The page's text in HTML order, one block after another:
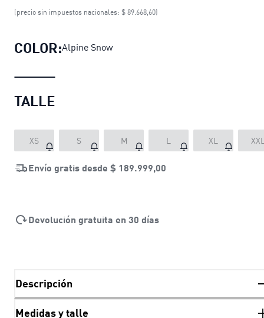
Camisa PALAIS ARTISAN para
(precio sin impuestos nacionales: $ 89.668,60)
COLOR:Alpine Snow
TALLE
XS S M L XL
Envío gratis desde $ 189.999,00
Devolución gratuita en 30 días
Descripción
Medidas y talle